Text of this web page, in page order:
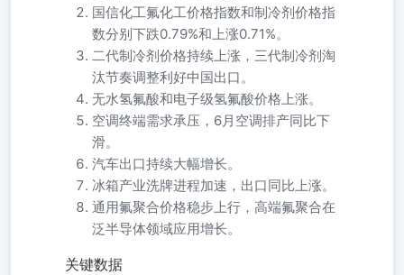
国信化工氟化工价格指数和制冷剂价格指
数分别下跌0.79%和上涨0.71%。
二代制冷剂价格持续上涨，三代制冷剂淘
汰节奏调整利好中国出口。
无水氢氟酸和电子级氢氟酸价格上涨。
空调终端需求承压，6月空调排产同比下
滑。
汽车出口持续大幅增长。
冰箱产业洗牌进程加速，出口同比上涨。
通用氟聚合价格稳步上行，高端氟聚合在
泛半导体领域应用增长。
关键数据